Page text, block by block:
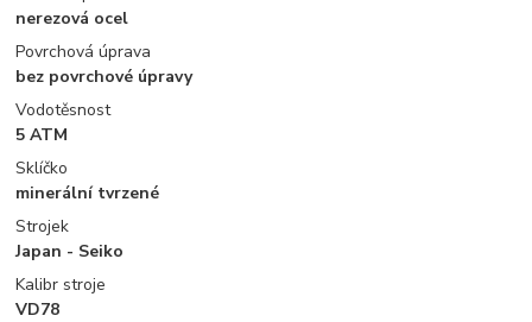
nerezová ocel
Povrchová úprava
bez povrchové úpravy
Vodotěsnost
5 ATM
Sklíčko
minerální tvrzené
Strojek
Japan - Seiko
Kalibr stroje
VD78